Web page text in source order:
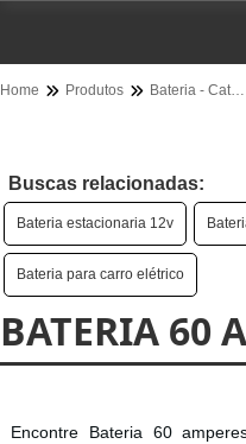
Home Produtos Bateria - Categoria
Buscas relacionadas:
Bateria estacionaria 12v
Bateria para carro elétrico
BATERIA 60
Encontre Bateria 60